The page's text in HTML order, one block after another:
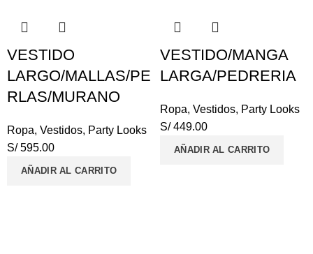
VESTIDO
LARGO/MALLAS/PE
RLAS/MURANO
Ropa, Vestidos, Party Looks
S/595.00
AÑADIR AL CARRITO
VESTIDO/MANGA
LARGA/PEDRERIA
Ropa, Vestidos, Party Looks
S/449.00
AÑADIR AL CARRITO